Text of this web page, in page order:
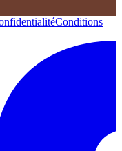
Conditions